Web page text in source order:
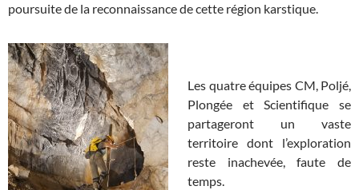
poursuite de la reconnaissance de cette région karstique.
Les quatre équipes CM, Poljé,
Plongée et Scientifique se
partageront un vaste
territoire dont l’exploration
reste inachevée, faute de
temps.